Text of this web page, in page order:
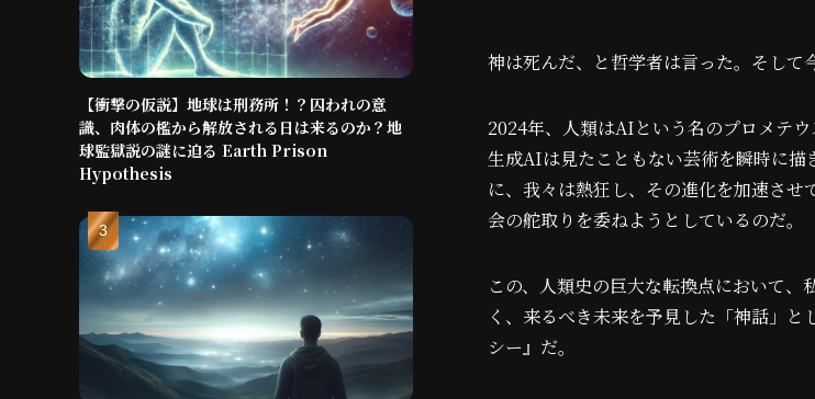
神は死んだ、と哲学者は言った。そして
2024年、人類はAIという名のプロメテ
生成AIは見たこともない芸術を瞬時に描
に、我々は熱狂し、その進化を加速さ
会の舵取りを委ねようとしているのだ。
この、人類史の巨大な転換点において
く、来るべき未来を予見した「神話」
シー』だ。
【衝撃の仮説】地球は刑務所！？囚われの意
識、肉体の檻から解放される日は来るのか？地
球監獄説の謎に迫る Earth Prison
Hypothesis